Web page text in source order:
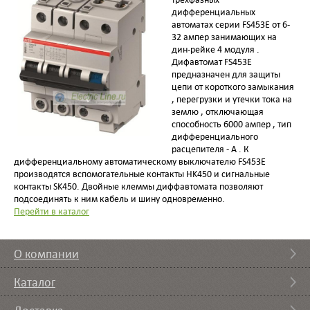
дифференциальных
автоматах серии FS453E от 6-
32 ампер занимающих на
дин-рейке 4 модуля .
Дифавтомат FS453E
предназначен для защиты
цепи от короткого замыкания
, перегрузки и утечки тока на
землю , отключающая
способность 6000 ампер , тип
дифференциального
расцепителя - А . К
дифференциальному автоматическому выключателю FS453E
производятся вспомогательные контакты HK450 и сигнальные
контакты SK450. Двойные клеммы диффавтомата позволяют
подсоединять к ним кабель и шину одновременно.
Перейти в каталог
О компании
Каталог